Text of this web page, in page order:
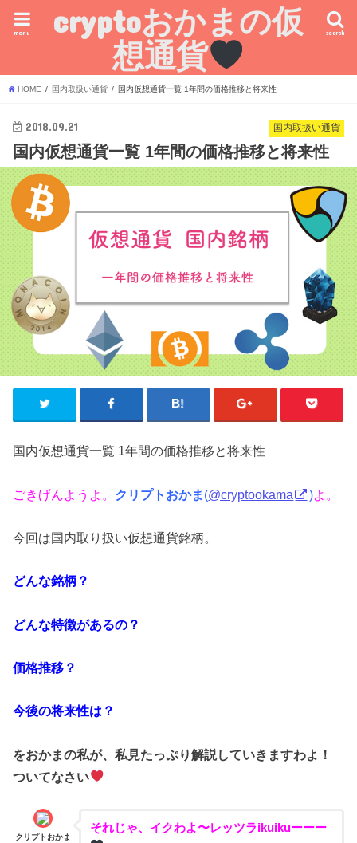
cryptoおかまの仮
想通貨
search
menu
HOME 国内取扱い通貨 国内仮想通貨一覧 1年間の価格推移と将来性
国内取扱い通貨
2018.09.21
国内仮想通貨一覧 1年間の価格推移と将来性
国内仮想通貨一覧 1年間の価格推移と将来性
ごきげんようよ。 クリプトおかま (@cryptookama ) よ。
今回は国内取り扱い仮想通貨銘柄。
どんな銘柄？
どんな特徴があるの？
価格推移？
今後の将来性は？
をおかまの私が、私見たっぷり解説していきますわよ！
ついてなさい
クリプトおかま
それじゃ、イクわよ〜レッツラikuikuーーー